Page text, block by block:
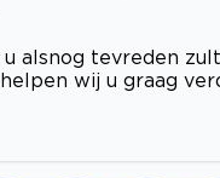
alsnog tevreden
wij u graag